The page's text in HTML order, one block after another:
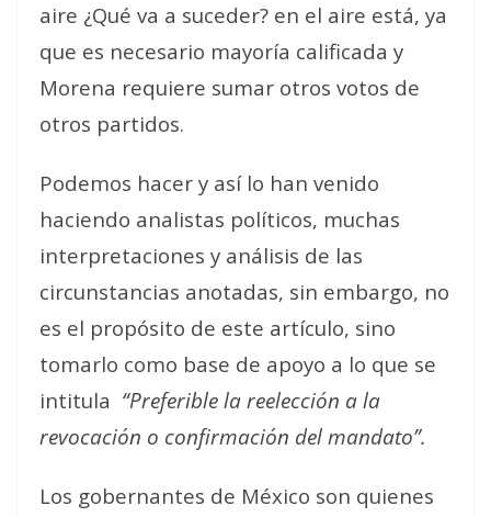
aire ¿Qué va a suceder? en el aire está, ya
que es necesario mayoría calificada y
Morena requiere sumar otros votos de
otros partidos.
Podemos hacer y así lo han venido
haciendo analistas políticos, muchas
interpretaciones y análisis de las
circunstancias anotadas, sin embargo, no
es el propósito de este artículo, sino
tomarlo como base de apoyo a lo que se
intitula “Preferible la reelección a la
revocación o confirmación del mandato”.
Los gobernantes de México son quienes